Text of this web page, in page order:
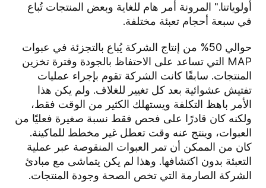
أولوياتنا." المرونة أمر هام للغاية وبعض المنتجات تُباع
في سبعة أحجام تعبئة مختلفة.
حوالي 50% من إنتاج الشركة يُباع بالتجزئة في عبوات
MAP التي تساعد على الاحتفاظ بالجودة وفترة تخزين
المنتجات. سابقًا كانت الشركة تقوم بإجراء عمليات
تفتيش عشوائية بعد كل تغيير للغلاف. ولم يكن هذا
الأمر باهظ التكلفة ويستهلك الكثير من الوقت فقط،
ولكنه كان قادرًا على فحص فقط نسبة صغيرة فعليًا من
العبوات، وينتج عنه وقت تعطل غير مخطط للماكينة.
كان من الممكن أن تمر العبوات المنقوصة عبر عملية
التعبئة بدون اكتشافها. وهذا لم يكن يتماشى مع مبادئ
الشركة الصارمة التي تخص الصحة وجودة المنتجات.